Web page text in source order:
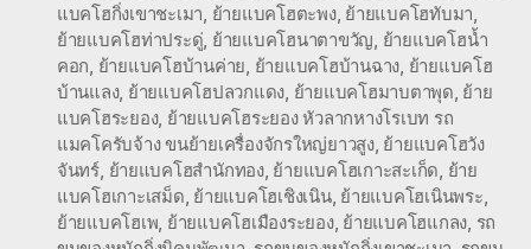
แบคโฮกิ่งเขาชะเมา, ย้ายแบคโฮตะพง, ย้ายแบคโฮทับมา,
ย้ายแบคโฮท่าประดู่, ย้ายแบคโฮนาตาขวัญ, ย้ายแบคโฮน้ำ
คอก, ย้ายแบคโฮบ้านค่าย, ย้ายแบคโฮบ้านฉาง, ย้ายแบคโฮ
บ้านแลง, ย้ายแบคโฮปลวกแดง, ย้ายแบคโฮมาบตาพุด, ย้าย
แบคโฮระยอง, ย้ายแบคโฮระยอง หัวลากหางโรเบท รถ
แมคโครับจ้าง ขนย้ายเครื่องจักรใหญ่ยาวสูง, ย้ายแบคโฮวัง
จันทร์, ย้ายแบคโฮสำนักทอง, ย้ายแบคโฮเกาะสะเก็ด, ย้าย
แบคโฮเกาะเสม็ด, ย้ายแบคโฮเชิงเนิน, ย้ายแบคโฮเนินพระ,
ย้ายแบคโฮเพ, ย้ายแบคโฮเมืองระยอง, ย้ายแบคโฮแกลง, รถ